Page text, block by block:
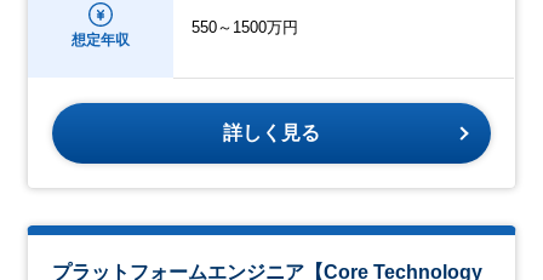
想定年収
550～1500万円
詳しく見る
プラットフォームエンジニア【Core Technology